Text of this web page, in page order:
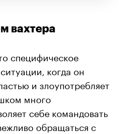
вахтера
специфическое
когда он
и злоупотребляет
много
себе командовать
обращаться с